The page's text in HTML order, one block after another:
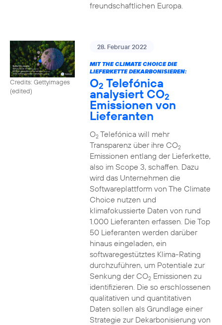
freundschaftlichen Europa.
Credits: Gettyimages
(edited)
28. Februar 2022
MIT THE CLIMATE CHOICE DIE
LIEFERKETTE DEKARBONISIEREN:
O2 Telefónica
analysiert CO2
Emissionen von
Lieferanten
O2Telefónica will mehr
Transparenz über ihre CO2
Emissionen entlang der Lieferkette,
also im Scope 3, schaffen. Dazu
wird das Unternehmen die
Softwareplattform von The Climate
Choice nutzen und
klimafokussierte Daten von rund
1.000 Lieferanten erfassen. Die Top
50 Lieferanten werden darüber
hinaus eingeladen, ein
softwaregestütztes Klima-Rating
durchzuführen, um Potentiale zur
Senkung der CO2Emissionen zu
identifizieren. Die so erschlossenen
qualitativen und quantitativen
Daten sollen als Grundlage einer
Strategie zur Dekarbonisierung von